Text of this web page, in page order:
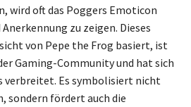
wird oft das Poggers Emoticon
zu zeigen. Dieses
von Pepe the Frog basiert, ist
Gaming-Community und hat sich
verbreitet. Es symbolisiert nicht
sondern fördert auch die